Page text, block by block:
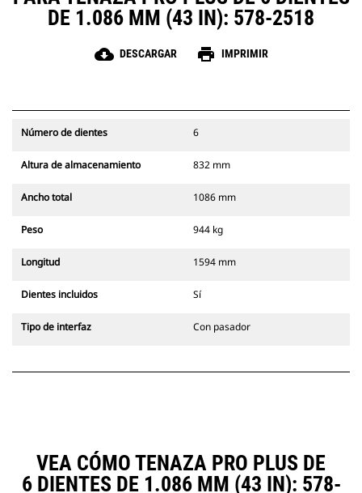
DE 1.086 MM (43 IN): 578-2518
cloud_download DESCARGAR print IMPRIMIR
Número de dientes 6
Altura de almacenamiento 832 mm
Ancho total 1086 mm
Peso 944 kg
Longitud 1594 mm
Dientes incluidos Sí
Tipo de interfaz Con pasador
VEA CÓMO TENAZA PRO PLUS DE
6 DIENTES DE 1.086 MM (43 IN): 578-